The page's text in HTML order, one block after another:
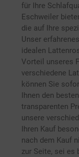
für Ihre
Eschweiler
die auf Ihre
Unser
idealen
Vorteil unseres
verschiedene
können Sie
Ihnen den
transparenten
unsere
Ihren Kauf
nach dem Kauf
zur Seite, sei es